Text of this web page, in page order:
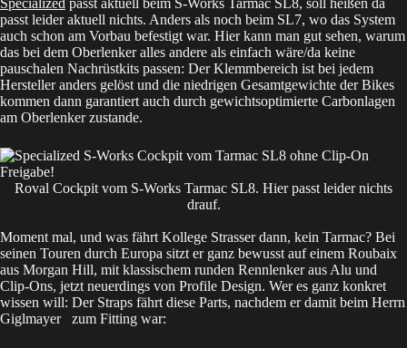
Specialized passt aktuell beim S-Works Tarmac SL8, soll heißen da
passt leider aktuell nichts. Anders als noch beim SL7, wo das System
auch schon am Vorbau befestigt war. Hier kann man gut sehen, warum
das bei dem Oberlenker alles andere als einfach wäre/da keine
pauschalen Nachrüstkits passen: Der Klemmbereich ist bei jedem
Hersteller anders gelöst und die niedrigen Gesamtgewichte der Bikes
kommen dann garantiert auch durch gewichtsoptimierte Carbonlagen
am Oberlenker zustande.
Roval Cockpit vom S-Works Tarmac SL8. Hier passt leider nichts
drauf.
Moment mal, und was fährt Kollege Strasser dann, kein Tarmac? Bei
seinen Touren durch Europa sitzt er ganz bewusst auf einem Roubaix
aus Morgan Hill, mit klassischem runden Rennlenker aus Alu und
Clip-Ons, jetzt neuerdings von Profile Design. Wer es ganz konkret
wissen will: Der Straps fährt diese Parts, nachdem er damit beim Herrn
Giglmayerzum Fitting war: